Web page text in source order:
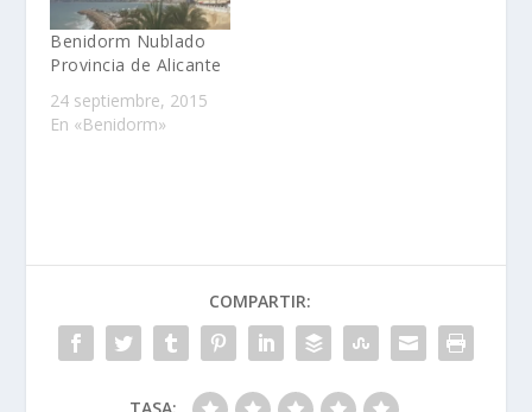
Benidorm Nublado
Provincia de Alicante
24 septiembre, 2015
En «Benidorm»
COMPARTIR: